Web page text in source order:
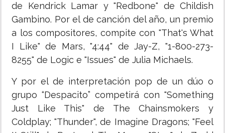
de Kendrick Lamar y "Redbone" de Childish
Gambino. Por el de canción del año, un premio
a los compositores, compite con "That's What
I Like" de Mars, "4:44" de Jay-Z, "1-800-273-
8255" de Logic e "Issues" de Julia Michaels.
Y por el de interpretación pop de un dúo o
grupo “Despacito” competirá con "Something
Just Like This" de The Chainsmokers y
Coldplay; "Thunder", de Imagine Dragons; "Feel